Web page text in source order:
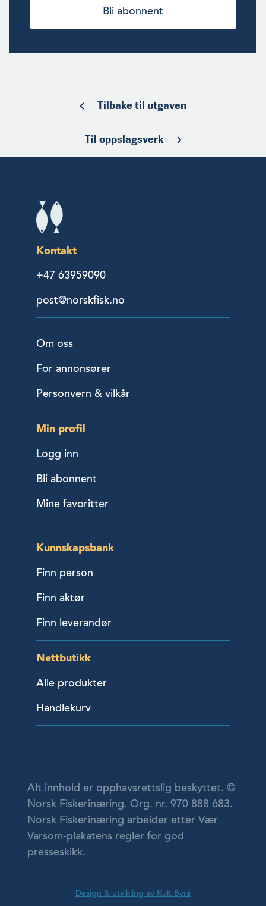
Bli abonnent
Tilbake til utgaven
Til oppslagsverk
Kontakt
+47 63959090
post@norskfisk.no
Om oss
For annonsører
Personvern & vilkår
Min profil
Logg inn
Bli abonnent
Mine favoritter
Kunnskapsbank
Finn person
Finn aktør
Finn leverandør
Nettbutikk
Alle produkter
Handlekurv
Alt innhold er opphavsrettslig beskyttet. ©
Norsk Fiskerinæring. Org. nr. 970 888 683.
Norsk Fiskerinæring arbeider etter Vær
Varsom-plakatens regler for god
presseskikk.
Design & utvikling av Kult Byrå